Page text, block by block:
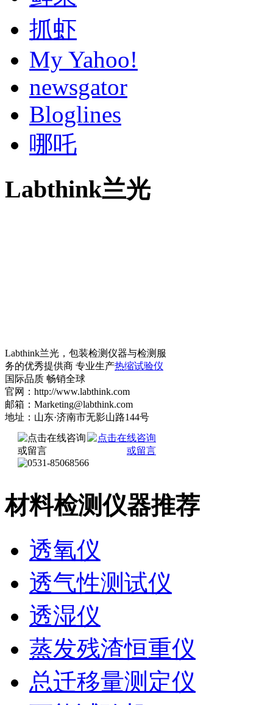
抓虾
My Yahoo!
newsgator
Bloglines
哪吒
Labthink兰光
Labthink兰光，包装检测仪器与检测服
务的优秀提供商 专业生产热缩试验仪
国际品质 畅销全球
官网：http://www.labthink.com
邮箱：Marketing@labthink.com
地址：山东·济南市无影山路144号
材料检测仪器推荐
透氧仪
透气性测试仪
透湿仪
蒸发残渣恒重仪
总迁移量测定仪